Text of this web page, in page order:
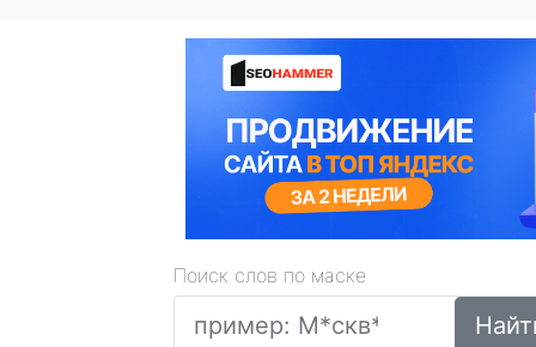
Поиск слов по маске